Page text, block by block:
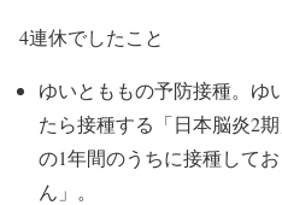
4連休でしたこと
ゆいとももの予防接種。ゆ
たら接種する「日本脳炎2
の1年間のうちに接種して
ん」。